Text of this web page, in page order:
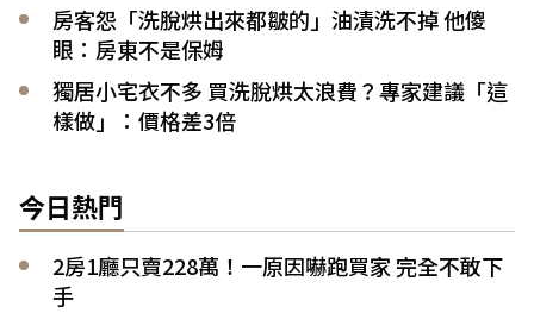
房客怨「洗脫烘出來都皺的」油漬洗不掉 他傻
眼：房東不是保姆
獨居小宅衣不多 買洗脫烘太浪費？專家建議「這
樣做」：價格差3倍
今日熱門
2房1廳只賣228萬！一原因嚇跑買家 完全不敢下
手